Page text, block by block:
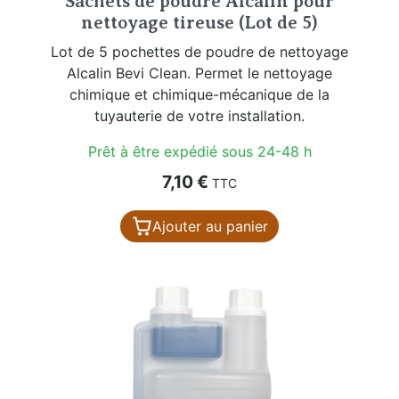
nettoyage tireuse (Lot de 5)
Lot de 5 pochettes de poudre de nettoyage
Alcalin Bevi Clean. Permet le nettoyage
chimique et chimique-mécanique de la
tuyauterie de votre installation.
Prêt à être expédié sous 24-48 h
Prix
7,10 € TTC
Ajouter au panier